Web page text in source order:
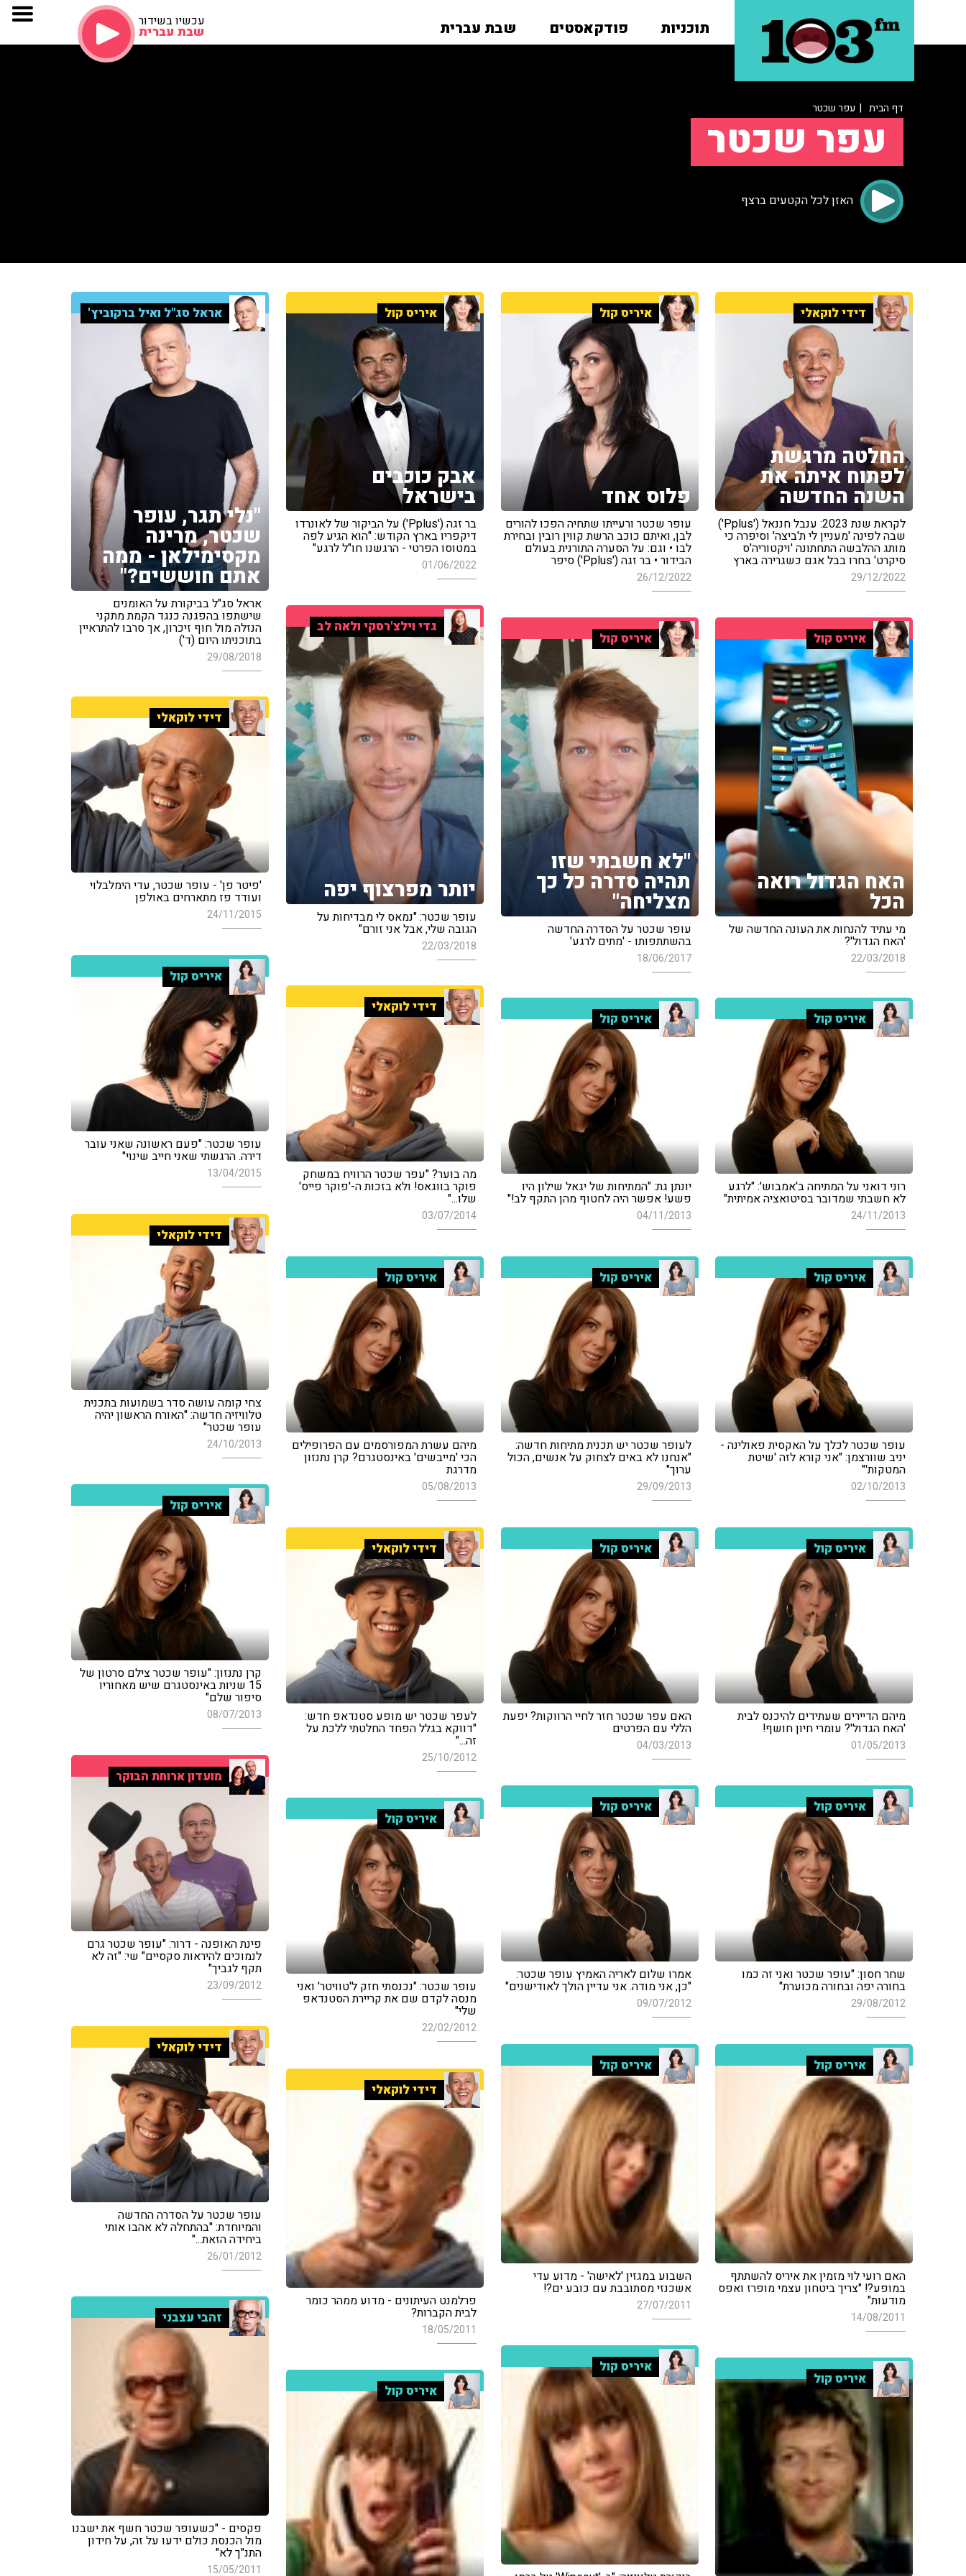
תוכניות פודקאסטים שבת עברית עכשיו בשידור
שבת עברית
דף הבית | עפר שכטר
עפר שכטר
האזן לכל הקטעים ברצף
דידי לוקאלי
החלטה מרגשת
לפתוח איתה את
השנה החדשה
לקראת שנת 2023: ענבל חננאל ('Pplus')
שבה לפינה 'מעניין לי ת'ביצה' וסיפרה כי
מותג ההלבשה התחתונה 'ויקטוריה'ס
סיקרט' בחרו בבל אגם כשגרירה בארץ
29/12/2022
איריס קול
פלוס אחד
עופר שכטר ורעייתו שתחיה הפכו להורים
לבן, ואיתם כוכב הרשת קווין רובין ובחירת
לבו • וגם: על הסערה התורנית בעולם
הבידור • בר זגה ('Pplus') סיפר
26/12/2022
איריס קול
אבק כוכבים
בישראל
בר זגה ('Pplus') על הביקור של לאונרדו
דיקפריו בארץ הקודש: "הוא הגיע לפה
במטוסו הפרטי - הרגשנו חו"ל לרגע"
01/06/2022
אראל סג"ל ואיל ברקוביץ'
"נלי תגר, עופר
שכטר, מרינה
מקסימילאן - ממה
אתם חוששים?"
אראל סג"ל בביקורת על האומנים
שישתפו בהפגנה כנגד הקמת מתקני
הנזלה מול חוף זיכרון, אך סרבו להתראיין
בתוכניתו היום (ד')
29/08/2018
גדי וילצ'רסקי ולאה לב
יותר מפרצוף יפה
עופר שכטר: "נמאס לי מבדיחות על
הגובה שלי, אבל אני זורם"
22/03/2018
איריס קול
האח הגדול רואה
הכל
מי עתיד להנחות את העונה החדשה של
'האח הגדול'?
22/03/2018
איריס קול
"לא חשבתי שזו
תהיה סדרה כל כך
מצליחה"
עופר שכטר על הסדרה החדשה
בהשתתפותו - 'מתים לרגע'
18/06/2017
דידי לוקאלי
'פיטר פן' - עופר שכטר, עדי הימלבלוי
ועודד פז מתארחים באולפן
24/11/2015
איריס קול
עופר שכטר: "פעם ראשונה שאני עובר
דירה. הרגשתי שאני חייב שינוי"
13/04/2015
דידי לוקאלי
מה בוער? "עפר שכטר הרוויח במשחק
פוקר בווגאס! ולא בזכות ה-'פוקר פייס'
שלו..."
03/07/2014
איריס קול
רוני דואני על המתיחה ב'אמבוש': "לרגע
לא חשבתי שמדובר בסיטואציה אמיתית"
24/11/2013
איריס קול
יונתן גת: "המתיחות של יגאל שילון היו
פשע! אפשר היה לחטוף מהן התקף לב!"
04/11/2013
דידי לוקאלי
צחי קומה עושה סדר בשמועות בתכנית
טלוויזיה חדשה: "האורח הראשון יהיה
עופר שכטר"
24/10/2013
איריס קול
עופר שכטר לכלך על האקסית פאולינה -
יניב שוורצמן: "אני קורא לזה 'שיטת
המטקות'"
02/10/2013
איריס קול
לעופר שכטר יש תכנית מתיחות חדשה:
"אנחנו לא באים לצחוק על אנשים, הכול
ערוך"
29/09/2013
איריס קול
מיהם עשרת המפורסמים עם הפרופילים
הכי 'מייבשים' באינסטגרם? קרן נתנזון
מדרגת
05/08/2013
איריס קול
קרן נתנזון: "עופר שכטר צילם סרטון של
15 שניות באינסטגרם שיש מאחוריו
סיפור שלם"
08/07/2013
איריס קול
מיהם הדיירים שעתידים להיכנס לבית
'האח הגדול'? עומרי חיון חושף!
01/05/2013
איריס קול
האם עפר שכטר חזר לחיי הרווקות? יפעת
הללי עם הפרטים
04/03/2013
דידי לוקאלי
לעפר שכטר יש מופע סטנדאפ חדש:
"דווקא בגלל הפחד החלטתי ללכת על
זה..."
25/10/2012
מועדון ארוחת הבוקר
פינת האופנה - דרור: "עופר שכטר גרם
לנמוכים להיראות סקסיים" שי: "זה לא
תקף לגביך"
23/09/2012
איריס קול
שחר חסון: "עופר שכטר ואני זה כמו
בחורה יפה ובחורה מכוערת"
29/08/2012
איריס קול
אמרו שלום לאריה האמיץ עופר שכטר:
"כן, אני מודה. אני עדיין הולך לאודישנים"
09/07/2012
איריס קול
עופר שכטר: "נכנסתי חזק ל'טוויטר' ואני
מנסה לקדם שם את קריירת הסטנדאפ
שלי"
22/02/2012
דידי לוקאלי
עופר שכטר על הסדרה החדשה
והמיוחדת: "בהתחלה לא אהבו אותי
ביחידה הזאת..."
26/01/2012
איריס קול
האם רועי לוי מזמין את איריס להשתתף
במופע?! "צריך ביטחון עצמי מופרז ואפס
מודעות"
14/08/2011
איריס קול
השבוע במגזין 'לאישה' - מדוע עדי
אשכנזי מסתובבת עם כובע ים?!
27/07/2011
דידי לוקאלי
פרלמנט העיתונים - מדוע ממהר כומר
לבית הקברות?
18/05/2011
זהבי עצבני
פקסים - "כשעופר שכטר חשף את ישבנו
מול הכנסת כולם ידעו על זה, על חידון
התנ"ך לא"
15/05/2011
איריס קול
איריס קול
איריס קול